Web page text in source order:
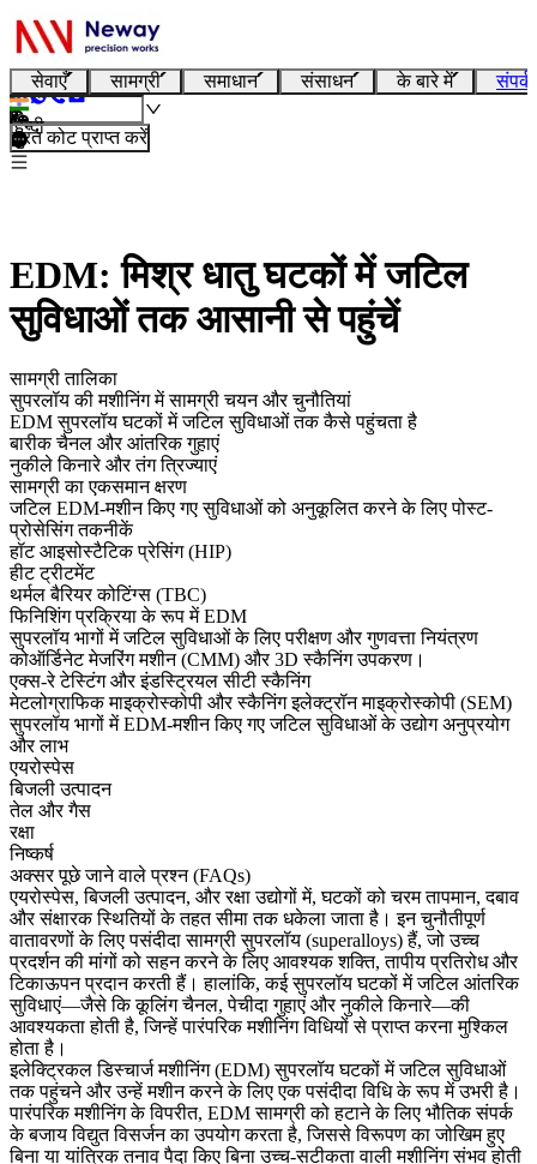
सेवाएँ सामग्री समाधान संसाधन के बारे में
हिन्दी
तुरंत कोट प्राप्त करें
EDM: मिश्र धातु घटकों में जटिल
सुविधाओं तक आसानी से पहुंचें
सामग्री तालिका
सुपरलॉय की मशीनिंग में सामग्री चयन और चुनौतियां
EDM सुपरलॉय घटकों में जटिल सुविधाओं तक कैसे पहुंचता है
बारीक चैनल और आंतरिक गुहाएं
नुकीले किनारे और तंग त्रिज्याएं
सामग्री का एकसमान क्षरण
जटिल EDM-मशीन किए गए सुविधाओं को अनुकूलित करने के लिए पोस्ट-
प्रोसेसिंग तकनीकें
हॉट आइसोस्टैटिक प्रेसिंग (HIP)
हीट ट्रीटमेंट
थर्मल बैरियर कोटिंग्स (TBC)
फिनिशिंग प्रक्रिया के रूप में EDM
सुपरलॉय भागों में जटिल सुविधाओं के लिए परीक्षण और गुणवत्ता नियंत्रण
कोऑर्डिनेट मेजरिंग मशीन (CMM) और 3D स्कैनिंग उपकरण।
एक्स-रे टेस्टिंग और इंडस्ट्रियल सीटी स्कैनिंग
मेटलोग्राफिक माइक्रोस्कोपी और स्कैनिंग इलेक्ट्रॉन माइक्रोस्कोपी (SEM)
सुपरलॉय भागों में EDM-मशीन किए गए जटिल सुविधाओं के उद्योग अनुप्रयोग
और लाभ
एयरोस्पेस
बिजली उत्पादन
तेल और गैस
रक्षा
निष्कर्ष
अक्सर पूछे जाने वाले प्रश्न (FAQs)
एयरोस्पेस,बिजली उत्पादन, औररक्षाउद्योगों में, घटकों को चरम तापमान, दबाव
और संक्षारक स्थितियों के तहत सीमा तक धकेला जाता है। इन चुनौतीपूर्ण
वातावरणों के लिए पसंदीदा सामग्रीसुपरलॉय (superalloys)हैं, जो उच्च
प्रदर्शन की मांगों को सहन करने के लिए आवश्यक शक्ति, तापीय प्रतिरोध और
टिकाऊपन प्रदान करती हैं। हालांकि, कई सुपरलॉय घटकों में जटिल आंतरिक
सुविधाएं—जैसे कि कूलिंग चैनल, पेचीदा गुहाएं और नुकीले किनारे—की
आवश्यकता होती है, जिन्हें पारंपरिक मशीनिंग विधियों से प्राप्त करना मुश्किल
होता है।
इलेक्ट्रिकल डिस्चार्ज मशीनिंग (EDM)सुपरलॉय घटकों में जटिल सुविधाओं
तक पहुंचने और उन्हें मशीन करने के लिए एक पसंदीदा विधि के रूप में उभरी है।
पारंपरिक मशीनिंग के विपरीत, EDM सामग्री को हटाने के लिए भौतिक संपर्क
के बजाय विद्युत विसर्जन का उपयोग करता है, जिससे विरूपण का जोखिम हुए
बिना या यांत्रिक तनाव पैदा किए बिना उच्च-सटीकता वाली मशीनिंग संभव होती